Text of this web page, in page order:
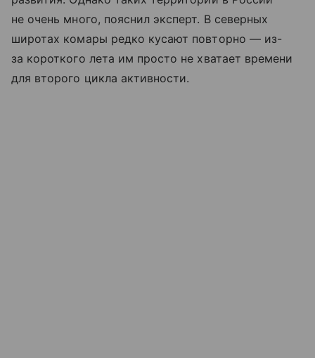
не очень много, пояснил эксперт. В северных
широтах комары редко кусают повторно — из-
за короткого лета им просто не хватает времени
для второго цикла активности.